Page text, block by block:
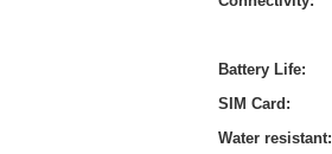
Battery Life:
SIM Card:
Water resistant: